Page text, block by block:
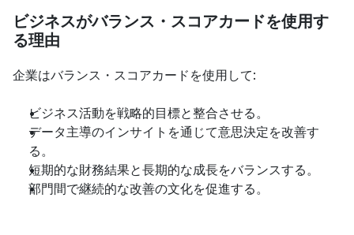
ビジネスがバランス・スコアカードを使用す
る理由
企業はバランス・スコアカードを使用して:
ビジネス活動を戦略的目標と整合させる。
データ主導のインサイトを通じて意思決定を改善す
る。
短期的な財務結果と長期的な成長をバランスする。
部門間で継続的な改善の文化を促進する。